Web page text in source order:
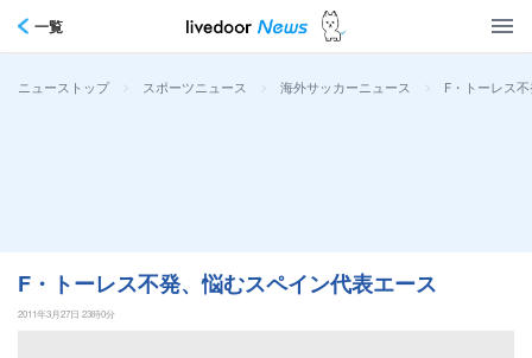
一覧
ニューストップ > スポーツニュース > 海外サッカーニュース > F・トーレス
F・トーレス不発、悩むスペイン代表エース
2011年3月27日 23時0分